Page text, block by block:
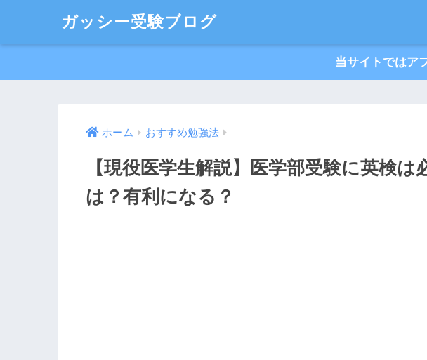
ガッシー受験ブログ
当サイトではア
ホーム おすすめ勉強法
【現役医学生解説】医学部受験に英検は
は？有利になる？